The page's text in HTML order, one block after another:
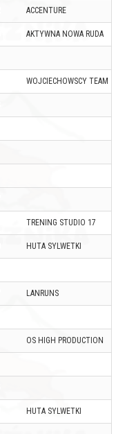
ACCENTURE
AKTYWNA NOWA RUDA
WOJCIECHOWSCY TEAM
TRENING STUDIO 17
HUTA SYLWETKI
LANRUNS
OS HIGH PRODUCTION
HUTA SYLWETKI